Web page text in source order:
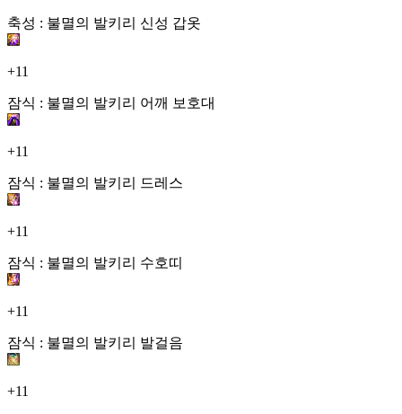
축성 : 불멸의 발키리 신성 갑옷
+11
잠식 : 불멸의 발키리 어깨 보호대
+11
잠식 : 불멸의 발키리 드레스
+11
잠식 : 불멸의 발키리 수호띠
+11
잠식 : 불멸의 발키리 발걸음
+11